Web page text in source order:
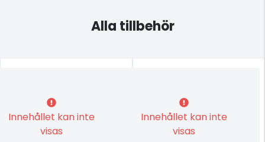
Alla tillbehör
Innehållet kan inte
visas
Innehållet kan inte
visas